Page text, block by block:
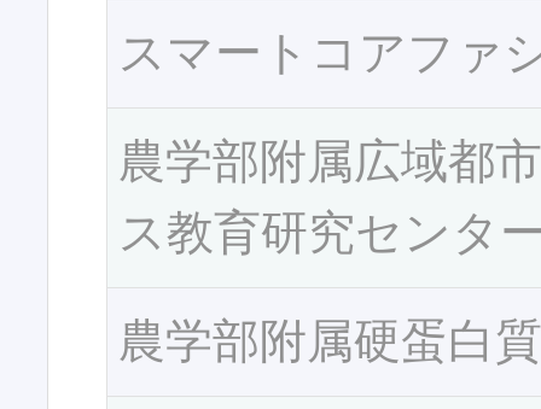
スマートコアファ
農学部附属広域都
ス教育研究センタ
農学部附属硬蛋白